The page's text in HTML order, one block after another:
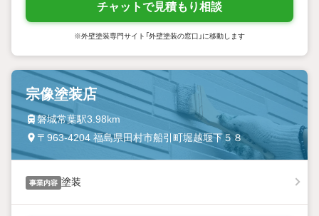
チャットで見積もり相談
※外壁塗装専門サイト「外壁塗装の窓口」に移動します
宗像塗装店
磐城常葉駅3.98km
〒963-4204 福島県田村市船引町堀越堰下５８
事業内容 塗装